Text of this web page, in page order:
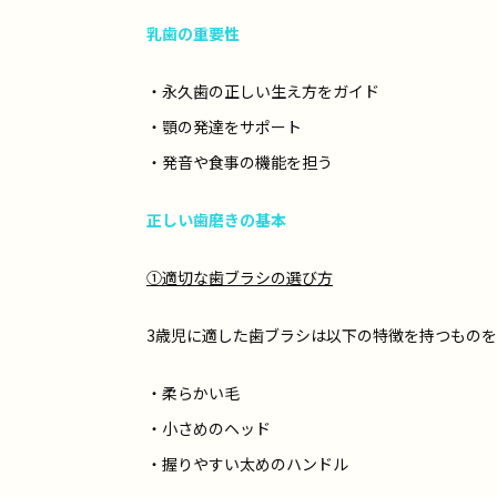
乳歯の重要性
・永久歯の正しい生え方をガイド
・顎の発達をサポート
・発音や食事の機能を担う
正しい歯磨きの基本
①適切な歯ブラシの選び方
3歳児に適した歯ブラシは以下の特徴を持つもの
・柔らかい毛
・小さめのヘッド
・握りやすい太めのハンドル